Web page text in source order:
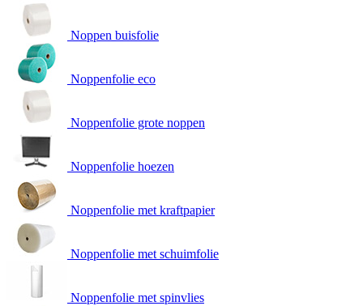
Noppen buisfolie
Noppenfolie eco
Noppenfolie grote noppen
Noppenfolie hoezen
Noppenfolie met kraftpapier
Noppenfolie met schuimfolie
Noppenfolie met spinvlies